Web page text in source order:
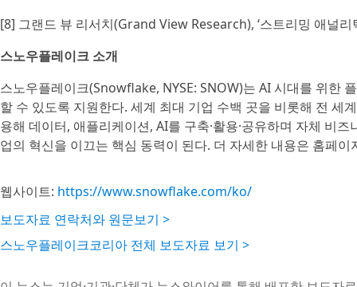
[8] 그랜드 뷰 리서치(Grand View Research), ‘스트리밍 애널
스노우플레이크 소개
스노우플레이크(Snowflake, NYSE: SNOW)는 AI 시대를 위한
할 수 있도록 지원한다. 세계 최대 기업 수백 곳을 비롯해 전
용해 데이터, 애플리케이션, AI를 구축·활용·공유하며 자체 비
업의 혁신을 이끄는 핵심 동력이 된다. 더 자세한 내용은 홈페이
웹사이트: https://www.snowflake.com/ko/
보도자료 연락처와 원문보기 >
스노우플레이크코리아 전체 보도자료 보기 >